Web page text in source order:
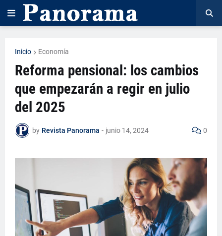
Inicio Economía
Reforma pensional: los cambios
que empezarán a regir en julio
del 2025
by Revista Panorama - junio 14, 2024 0